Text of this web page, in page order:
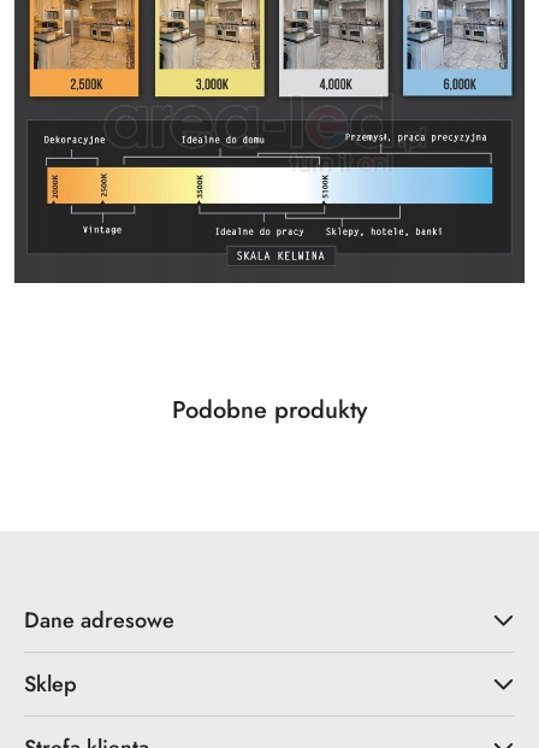
Pomiń karuzelę produktów
Produkty
Podobne produkty
Dane adresowe
Sklep